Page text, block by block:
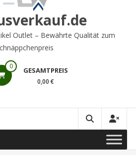
Outlet – Bewährte Qualität zum
0 GESAMTPREIS
0,00 €